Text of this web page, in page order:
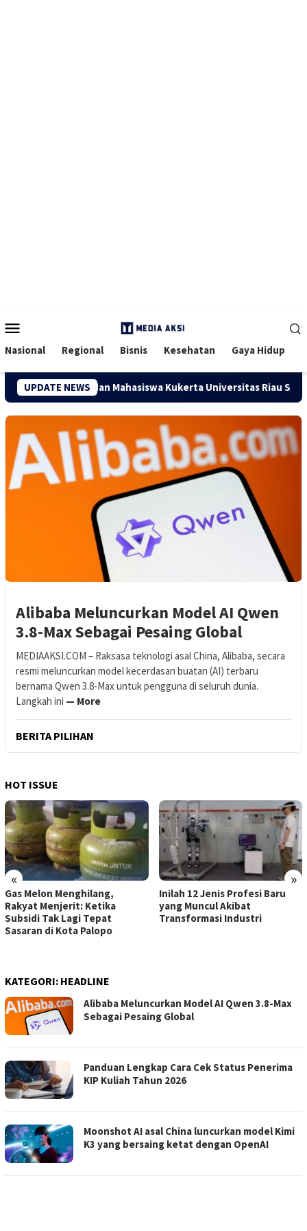
Mobile
Nasional Regional Bisnis Kesehatan Gaya Hidup
UPDATE NEWS
Dosen dan Mahasiswa Kukerta Universitas Riau
Alibaba Meluncurkan Model AI Qwen
3.8-Max Sebagai Pesaing Global
MEDIAAKSI.COM – Raksasa teknologi asal China, Alibaba, secara
resmi meluncurkan model kecerdasan buatan (AI) terbaru
bernama Qwen 3.8-Max untuk pengguna di seluruh dunia.
Langkah ini — More
BERITA PILIHAN
HOT ISSUE
« »
Gas Melon Menghilang,
Rakyat Menjerit: Ketika
Subsidi Tak Lagi Tepat
Sasaran di Kota Palopo
Inilah 12 Jenis Profesi Baru
yang Muncul Akibat
Transformasi Industri
KATEGORI: HEADLINE
Alibaba Meluncurkan Model AI Qwen 3.8-Max
Sebagai Pesaing Global
Panduan Lengkap Cara Cek Status Penerima
KIP Kuliah Tahun 2026
Moonshot AI asal China luncurkan model Kimi
K3 yang bersaing ketat dengan OpenAI